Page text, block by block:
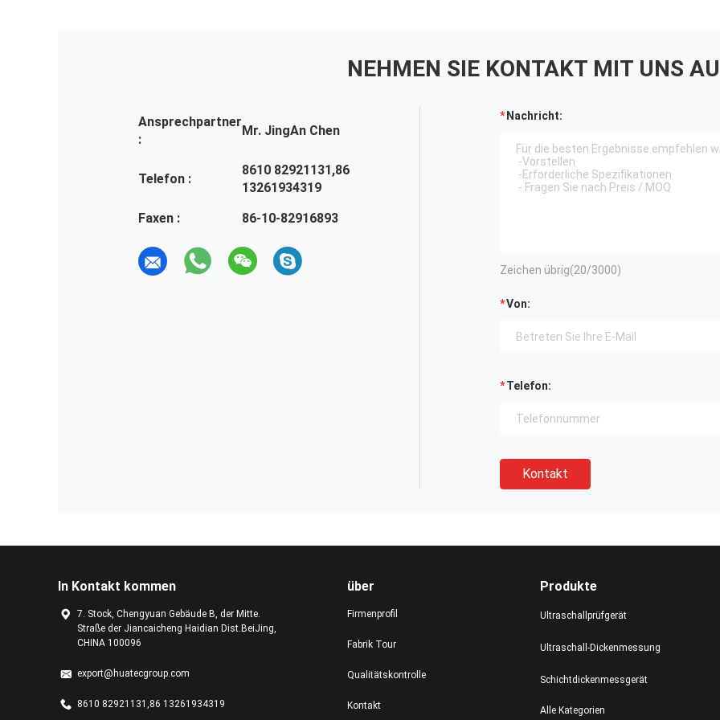
NEHMEN SIE KONTAKT MIT UNS
Ansprechpartner
:
Mr. JingAn Chen
Telefon :
8610 82921131,86
13261934319
Faxen :
86-10-82916893
Nachricht:
Zeichen übrig(20/3000)
Von:
Telefon:
Kontakt
In Kontakt kommen
7. Stock, Chengyuan Gebäude B, der Mitte.
Straße der Jiancaicheng Haidian Dist.BeiJing,
CHINA 100096
export@huatecgroup.com
8610 82921131,86 13261934319
über
Firmenprofil
Fabrik Tour
Qualitätskontrolle
Kontakt
Produkte
Ultraschallprüfgerät
Ultraschall-Dickenmessung
Schichtdickenmessgerät
Alle Kategorien